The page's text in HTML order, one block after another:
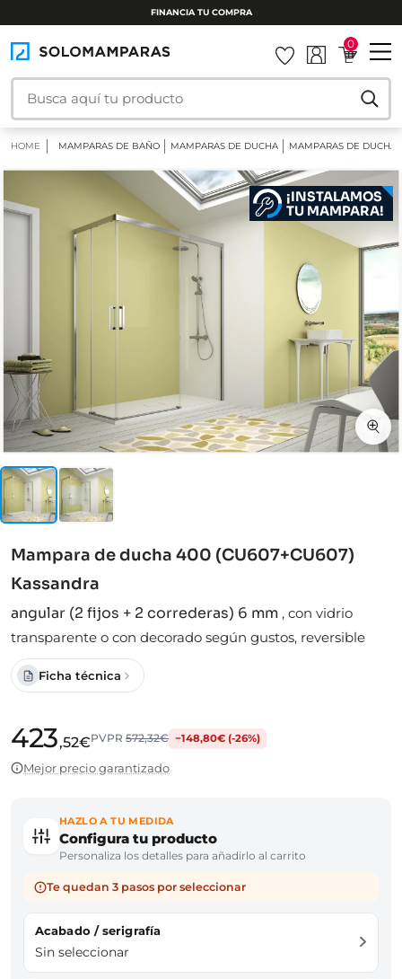
INSTALAMOS TU MAMPARA
0
HOME MAMPARAS DE BAÑO MAMPARAS DE DUCHA MAMPARAS DE DUCHA
¡INSTALAMOS
TU MAMPARA!
Mampara de ducha 400 (CU607+CU607)
Kassandra
angular (2 fijos + 2 correderas) 6 mm , con vidrio
transparente o con decorado según gustos, reversible
Ficha técnica
423,52€PVPR572,32€ −148,80€ (-26%)
Mejor precio garantizado
HAZLO A TU MEDIDA
Configura tu producto
Personaliza los detalles para añadirlo al carrito
Te quedan 3 pasos por seleccionar
Acabado / serigrafía
Sin seleccionar